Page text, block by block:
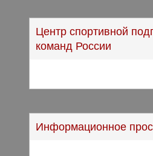
Центр спортивной
команд России
Информационное